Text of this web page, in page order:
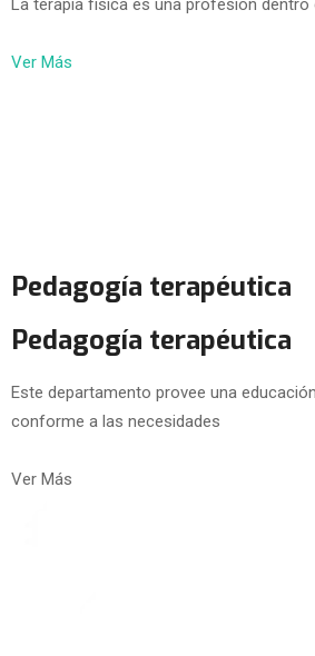
La terapia física es una profesión dentro
Ver Más
Pedagogía terapéutica
Pedagogía terapéutica
Este departamento provee una
conforme a las necesidades
Ver Más